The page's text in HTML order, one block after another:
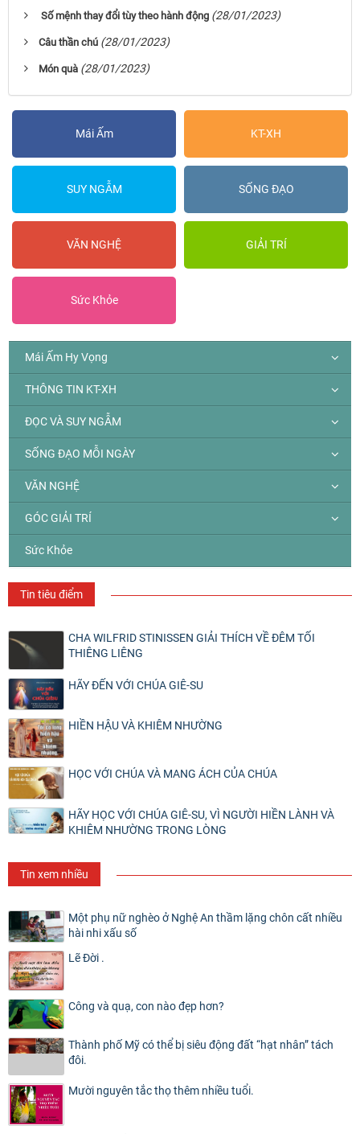
Số mệnh thay đổi tùy theo hành động (28/01/2023)
Câu thần chú (28/01/2023)
Món quà (28/01/2023)
Mái Ấm KT-XH
SUY NGẪM SỐNG ĐẠO
VĂN NGHỆ GIẢI TRÍ
Sức Khỏe
Mái Ấm Hy Vọng
THÔNG TIN KT-XH
ĐỌC VÀ SUY NGẪM
SỐNG ĐẠO MỖI NGÀY
VĂN NGHỆ
GÓC GIẢI TRÍ
Sức Khỏe
Tin tiêu điểm
CHA WILFRID STINISSEN GIẢI THÍCH VỀ ĐÊM TỐI
THIÊNG LIÊNG
HÃY ĐẾN VỚI CHÚA GIÊ-SU
HIỀN HẬU VÀ KHIÊM NHƯỜNG
HỌC VỚI CHÚA VÀ MANG ÁCH CỦA CHÚA
HÃY HỌC VỚI CHÚA GIÊ-SU, VÌ NGƯỜI HIỀN LÀNH VÀ
KHIÊM NHƯỜNG TRONG LÒNG
Tin xem nhiều
Một phụ nữ nghèo ở Nghệ An thầm lặng chôn cất nhiều
hài nhi xấu số
Lẽ Đời .
Công và quạ, con nào đẹp hơn?
Thành phố Mỹ có thể bị siêu động đất “hạt nhân” tách
đôi.
Mười nguyên tắc thọ thêm nhiều tuổi.